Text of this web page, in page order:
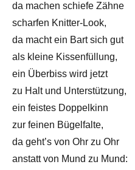
da machen schiefe Zähne
scharfen Knitter-Look,
da macht ein Bart sich gut
als kleine Kissenfüllung,
ein Überbiss wird jetzt
zu Halt und Unterstützung,
ein feistes Doppelkinn
zur feinen Bügelfalte,
da geht’s von Ohr zu Ohr
anstatt von Mund zu Mund: